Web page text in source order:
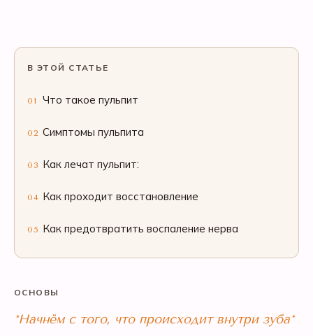
В ЭТОЙ СТАТЬЕ
01 Что такое пульпит
02 Симптомы пульпита
03 Как лечат пульпит:
04 Как проходит восстановление
05 Как предотвратить воспаление нерва
ОСНОВЫ
*Начнём с того, что происходит внутри зуба*